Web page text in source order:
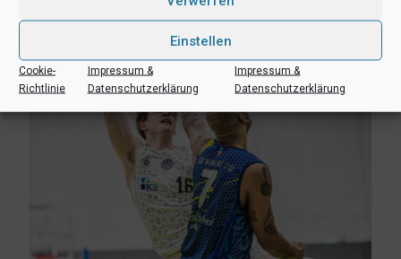
Einstellen
Cookie-
Richtlinie
Impressum &
Datenschutzerklärung
Impressum &
Datenschutzerklärung